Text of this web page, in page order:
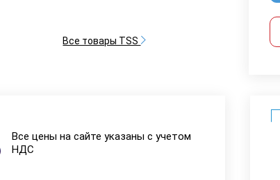
Все товары TSS
Все цены на сайте указаны с учетом
НДС